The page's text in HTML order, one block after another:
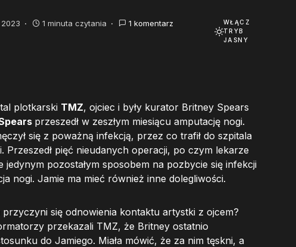
1 minuta czytania 1 komentarz
WŁĄCZ
TRYB
JASNY
plotkarski TMZ, ojciec i były kurator Britney Spears
przeszedł w zeszłym miesiącu amputację nogi.
się z poważną infekcją, przez co trafił do szpitala
Przeszedł pięć nieudanych operacji, po czym lekarze
jedynym pozostałym sposobem na pozbycie się infekcji
nogi. Jamie ma mieć również inne dolegliwości.
przyczyni się odnowienia kontaktu artystki z ojcem?
przekazali TMZ, że Britney ostatnio
do Jamiego. Miała mówić, że za nim tęskni, a